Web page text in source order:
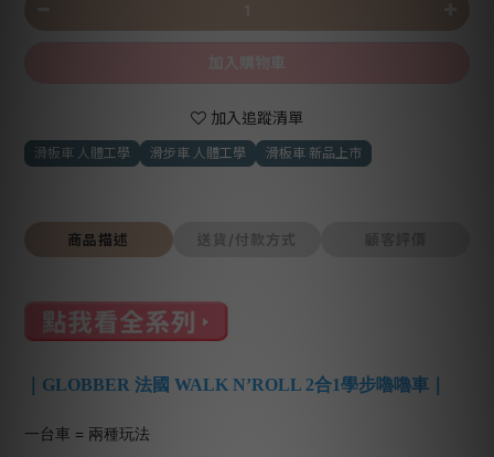
加入追蹤清單
滑板車 人體工學 滑步車 人體工學 滑板車 新品上市
商品描述 送貨/付款方式
｜GLOBBER 法國 WALK N’ROLL 2合1學步嚕嚕車｜
一台車 = 兩種玩法